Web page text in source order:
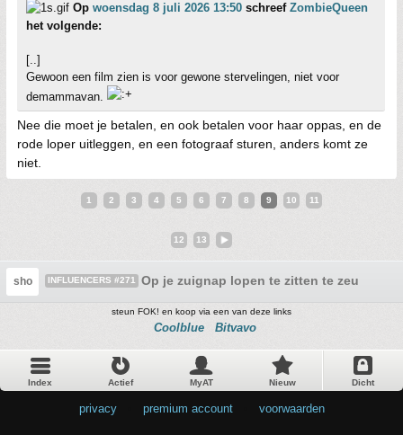
Op woensdag 8 juli 2026 13:50 schreef ZombieQueen
het volgende:
[..]
Gewoon een film zien is voor gewone stervelingen, niet voor
demammavan.
Nee die moet je betalen, en ook betalen voor haar oppas, en de
rode loper uitleggen, en een fotograaf sturen, anders komt ze
niet.
1 2 3 4 5 6 7 8 9 10 11
12 13
sho INFLUENCERS #271 Op je zuignap lopen te zitten te zeuren
steun FOK! en koop via een van deze links
Coolblue Bitvavo
Index Actief MyAT Nieuw Dicht
privacy premium account voorwaarden